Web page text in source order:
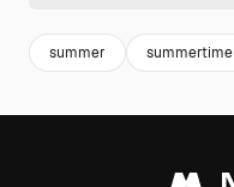
summer summertime